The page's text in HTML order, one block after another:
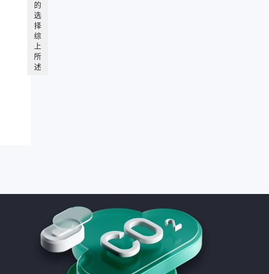
的
选
择
综
上
所
述